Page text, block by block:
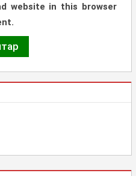
website in this browser